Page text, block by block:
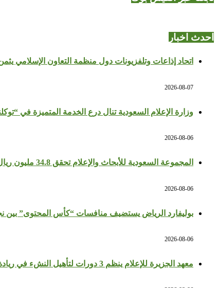
احدث اخبار
اتحاد إذاعات وتلفزيونات دول منظمة التعاون الإسلامي
2026-08-07
وزارة الإعلام السعودية تنال درع الخدمة المتميزة في
2026-08-06
المجموعة السعودية للأبحاث والإعلام تحقق 34.8 مليون ريال أرباحًا في النصف الأول بزيادة 64%
2026-08-06
بوليفارد الرياض يستضيف منافسات “كأس المحتوى” بين
2026-08-06
معهد الجزيرة للإعلام ينظم 3 دورات لتأهيل النشء في ريادة الأعمال والإعلام